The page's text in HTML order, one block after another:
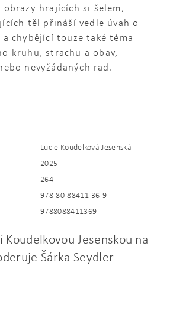
obrazy hrajících si šelem,
těl přináší vedle úvah o
chybějící touze také téma
kruhu, strachu a obav,
nevyžádaných rad.
Lucie Koudelková Jesenská
2025
264
978-80-88411-36-9
9788088411369
Koudelkovou Jesenskou na
Šárka Seydler